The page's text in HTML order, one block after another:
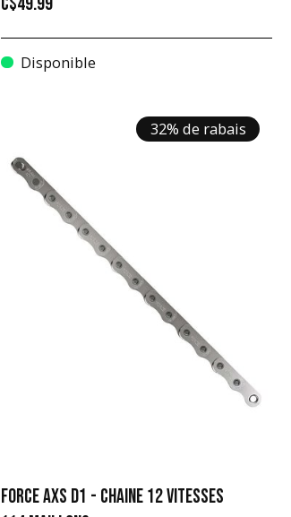
Disponible
32% de rabais
FORCE AXS D1 - CHAINE 12 VITESSES